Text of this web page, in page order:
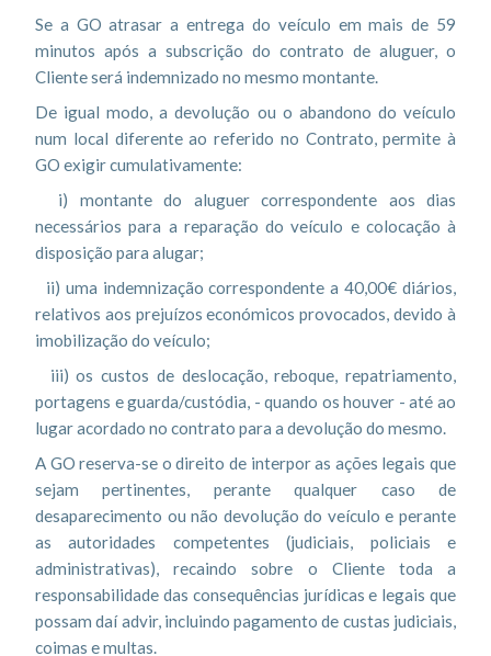
Se a GO atrasar a entrega do veículo em mais de 59
minutos após a subscrição do contrato de aluguer, o
Cliente será indemnizado no mesmo montante.
De igual modo, a devolução ou o abandono do veículo
num local diferente ao referido no Contrato, permite à
GO exigir cumulativamente:
i) montante do aluguer correspondente aos dias
necessários para a reparação do veículo e colocação à
disposição para alugar;
ii) uma indemnização correspondente a 40,00€ diários,
relativos aos prejuízos económicos provocados, devido à
imobilização do veículo;
iii) os custos de deslocação, reboque, repatriamento,
portagens e guarda/custódia, - quando os houver - até ao
lugar acordado no contrato para a devolução do mesmo.
A GO reserva-se o direito de interpor as ações legais que
sejam pertinentes, perante qualquer caso de
desaparecimento ou não devolução do veículo e perante
as autoridades competentes (judiciais, policiais e
administrativas), recaindo sobre o Cliente toda a
responsabilidade das consequências jurídicas e legais que
possam daí advir, incluindo pagamento de custas judiciais,
coimas e multas.